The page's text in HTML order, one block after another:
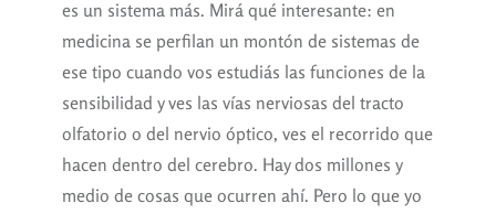
es un sistema más. Mirá qué interesante: en
medicina se perfilan un montón de sistemas de
ese tipo cuando vos estudiás las funciones de la
sensibilidad y ves las vías nerviosas del tracto
olfatorio o del nervio óptico, ves el recorrido que
hacen dentro del cerebro. Hay dos millones y
medio de cosas que ocurren ahí. Pero lo que yo